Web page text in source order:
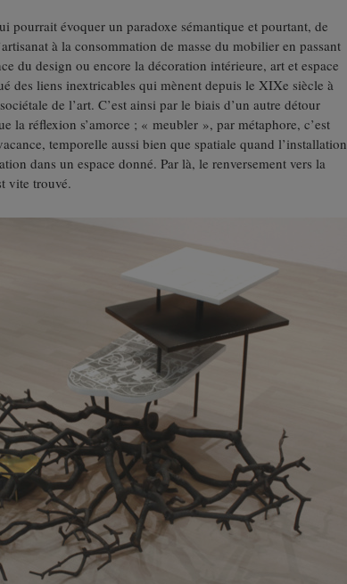
pourrait évoquer un paradoxe sémantique et pourtant, de
à la consommation de masse du mobilier en passant
du design ou encore la décoration intérieure, art et espace
des liens inextricables qui mènent depuis le XIXe siècle à
de l’art. C’est ainsi par le biais d’un autre détour
la réflexion s’amorce ; « meubler », par métaphore, c’est
temporelle aussi bien que spatiale quand l’installation
dans un espace donné. Par là, le renversement vers la
vite trouvé.